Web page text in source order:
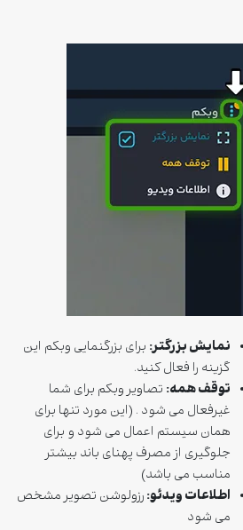
نمایش بزرگتر: برای بزرگنمایی وبکم این
گزینه را فعال کنید.
توقف همه: تصاویر وبکم برای شما
غیرفعال می شود . (این مورد تنها برای
همان سیستم اعمال می شود و برای
جلوگیری از مصرف پهنای باند بیشتر
مناسب می باشد)
اطلاعات ویدئو: رزولوشن تصویر مشخص
می شود